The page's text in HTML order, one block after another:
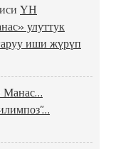
ҮН
улуттук
иши жүрүп